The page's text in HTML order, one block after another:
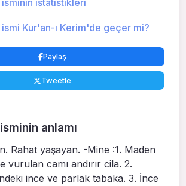
istatistikleri
Kur'an-ı Kerim'de geçer mi?
Paylaş
Tweetle
anlamı
Rahat yaşayan. -Mine :1. Maden
vurulan camı andırır cila. 2.
ince ve parlak tabaka. 3. İnce